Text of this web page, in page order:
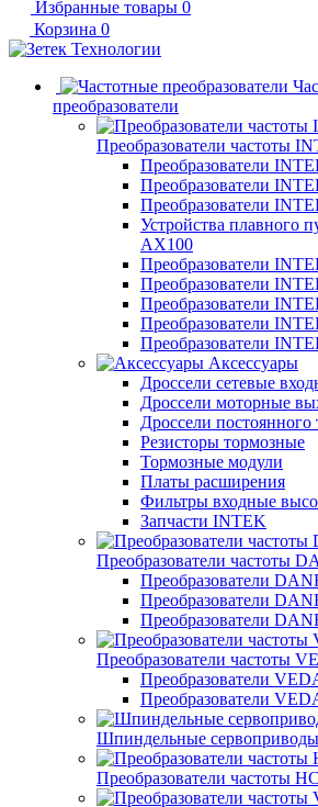
Избранные товары 0
Корзина 0
преобразователи
Преобразователи частоты
Преобразователи
Преобразователи
Преобразователи
Устройства плавного
AX100
Преобразователи
Преобразователи
Преобразователи
Преобразователи
Преобразователи
Аксессуары
Дроссели сетевые
Дроссели моторные
Дроссели постоянного
Резисторы тормозные
Тормозные модули
Платы расширения
Фильтры входные
Запчасти INTEK
Преобразователи частоты
Преобразователи
Преобразователи
Преобразователи
Преобразователи частоты
Преобразователи
Преобразователи
Шпиндельные
Преобразователи частоты